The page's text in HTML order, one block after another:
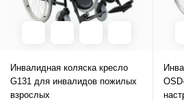
Инвалидная коляска кресло
G131 для инвалидов пожилых
взрослых